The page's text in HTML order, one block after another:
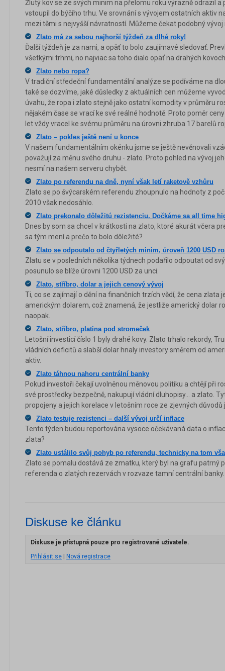
Žlutý kov se ze svých minim na přelomu roku výrazně odrazil a
vstoupil do býčího trhu. Ve srovnání s vývojem ostatních aktiv
mezi těmi s nejvyšší návratností. Můžeme čekat podobný vývoj
Zlato má za sebou najhorší týždeň za dlhé roky!
Ďalší týždeň je za nami, a opäť to bolo zaujímavé sledovať.
všetkými trhmi, no najviac sa toho dialo opäť na drahých
Zlato nebo ropa?
V tradiční středeční fundamentální analýze se podíváme na
také se dozvíme, jaké důsledky z aktuálních cen můžeme
úvahu, že ropa i zlato stejně jako ostatní komodity v průměru
nějakém čase se vrací ke své reálné hodnotě. Proto poměr
let vždy vracel ke svému průměru na úrovni zhruba 17 barelů
Zlato – pokles ještě není u konce
V našem fundamentálním okénku jsme se ještě nevěnovali
považují za měnu svého druhu - zlato. Proto pohled na vývoj
nesmí na našem serveru chybět.
Zlato po referendu na dně, nyní však letí raketově vzhůru
Zlato se po švýcarském referendu zhoupnulo na hodnoty z
2010 však nedosáhlo.
Zlato prekonalo dôležitú rezistenciu. Dočkáme sa all time
Dnes by som sa chcel v krátkosti na zlato, ktoré akurát včera
sa tým mení a prečo to bolo dôležité?
Zlato se odpoutalo od čtyřletých minim, úroveň 1200 USD
Zlatu se v posledních několika týdnech podařilo odpoutat od
posunulo se blíže úrovni 1200 USD za unci.
Zlato, stříbro, dolar a jejich cenový vývoj
Ti, co se zajímají o dění na finančních trzích vědí, že cena zlata
americkým dolarem, což znamená, že jestliže americký dolar
naopak.
Zlato, stříbro, platina pod stromeček
Letošní investicí číslo 1 byly drahé kovy. Zlato trhalo rekordy,
vládních deficitů a slabší dolar hnaly investory směrem od
aktiv.
Zlato táhnou nahoru centrální banky
Pokud investoři čekají uvolněnou měnovou politiku a chtějí při
své prostředky bezpečně, nakupují vládní dluhopisy… a zlato.
propojeny a jejich korelace v letošním roce ze zjevných důvodů
Zlato testuje rezistenci – další vývoj určí inflace
Tento týden budou reportována vysoce očekávaná data o
zlata?
Zlato ustálilo svůj pohyb po referendu, technicky na tom
Zlato se pomalu dostává ze zmatku, který byl na grafu patrný
referenda o zlatých rezervách v rozvaze tamní centrální banky.
Diskuse ke článku
Diskuse je přístupná pouze pro registrované uživatele.
Přihlásit se | Nová registrace